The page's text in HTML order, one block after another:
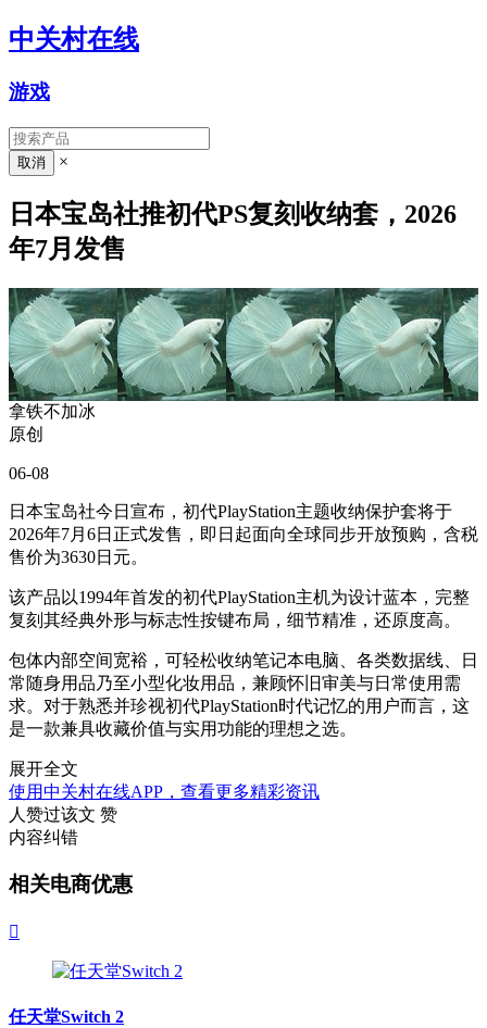
中关村在线
游戏
×
日本宝岛社推初代PS复刻收纳套，2026
年7月发售
拿铁不加冰
原创
06-08
日本宝岛社今日宣布，初代PlayStation主题收纳保护套将于
2026年7月6日正式发售，即日起面向全球同步开放预购，含税
售价为3630日元。
该产品以1994年首发的初代PlayStation主机为设计蓝本，完整
复刻其经典外形与标志性按键布局，细节精准，还原度高。
包体内部空间宽裕，可轻松收纳笔记本电脑、各类数据线、日
常随身用品乃至小型化妆用品，兼顾怀旧审美与日常使用需
求。对于熟悉并珍视初代PlayStation时代记忆的用户而言，这
是一款兼具收藏价值与实用功能的理想之选。
展开全文
使用中关村在线APP，查看更多精彩资讯
人赞过该文 赞
内容纠错
相关电商优惠

任天堂Switch 2